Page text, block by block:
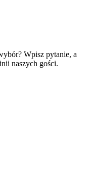
Wpisz pytanie, a
naszych gości.